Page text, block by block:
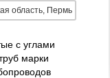
область, Пермь
с углами
марки